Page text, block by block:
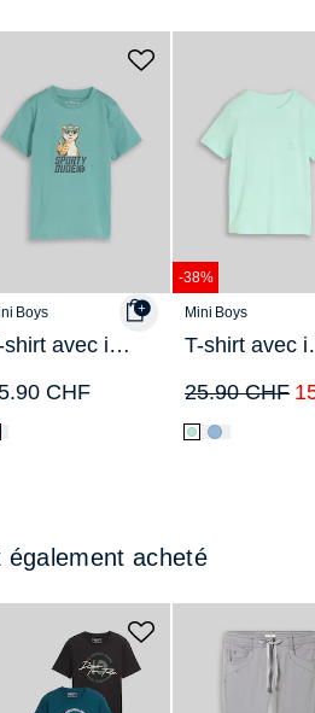
Boys
T-shirt avec imprimé photo
CHF
-38%
Mini Boys
T-
25.90 CHF
acheté